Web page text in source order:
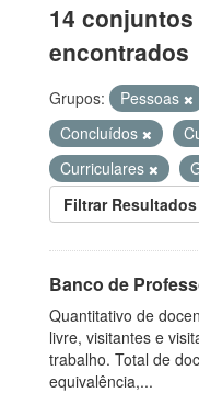
14
encontrados
Grupos: Pessoas
Concluídos
Curriculares
Filtrar Resultados
Banco de
Quantitativo de
livre, visitantes e
trabalho. Total de
equivalência,...